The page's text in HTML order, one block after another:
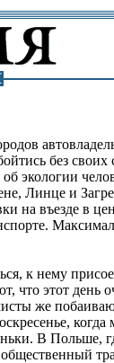
без своих
экологии
Линце и
на въезде в
к нему
этот день
же
В Польше,